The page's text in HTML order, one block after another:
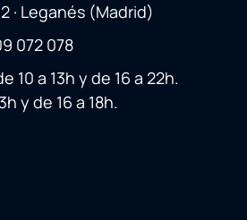
· Leganés (Madrid)
072 078
10 a 13h y de 16 a 22h.
y de 16 a 18h.